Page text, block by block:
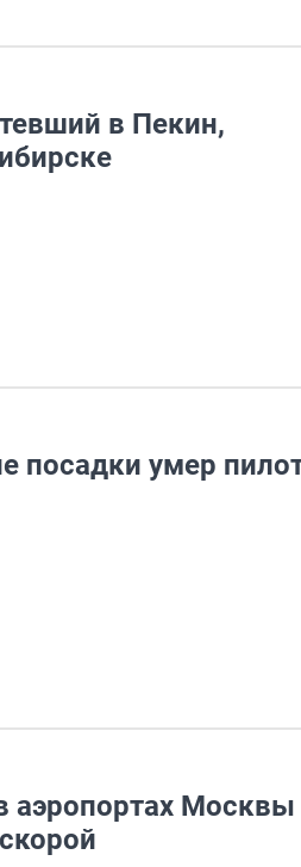
в Пекин,
посадки умер
аэропортах Москвы